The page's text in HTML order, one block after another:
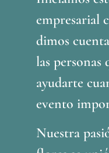
empresarial
dimos
las personas
ayudarte
evento
Nuestra